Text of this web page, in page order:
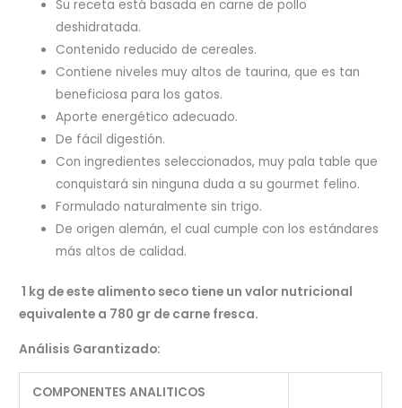
Su receta está basada en carne de pollo
deshidratada.
Contenido reducido de cereales.
Contiene niveles muy altos de taurina, que es tan
beneficiosa para los gatos.
Aporte energético adecuado.
De fácil digestión.
Con ingredientes seleccionados, muy pala table que
conquistará sin ninguna duda a su gourmet felino.
Formulado naturalmente sin trigo.
De origen alemán, el cual cumple con los estándares
más altos de calidad.
1 kg de este alimento seco tiene un valor nutricional
equivalente a 780 gr de carne fresca.
Análisis Garantizado:
COMPONENTES ANALITICOS